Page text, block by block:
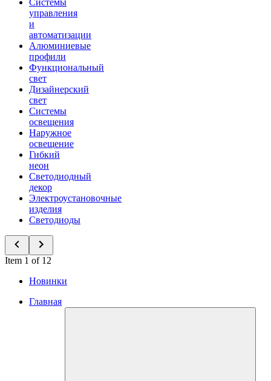
Системы
управления
и
автоматизации
Алюминиевые
профили
Функциональный
свет
Дизайнерский
свет
Системы
освещения
Наружное
освещение
Гибкий
неон
Светодиодный
декор
Электроустановочные
изделия
Светодиоды
Item 1 of 12
Новинки
Главная